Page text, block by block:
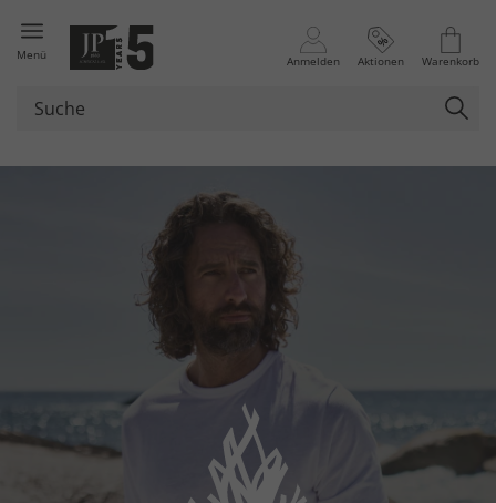
Menü Anmelden Aktionen Warenkorb